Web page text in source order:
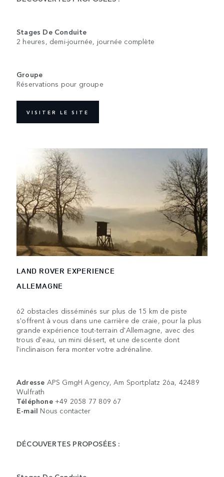
Stages De Conduite
2 heures, demi-journée, journée complète
Groupe
Réservations pour groupe
VISITER LE SITE
LAND ROVER EXPERIENCE
ALLEMAGNE
62 obstacles disséminés sur plus de 15 km de piste
s'offrent à vous dans une carrière de craie, pour la plus
grande expérience tout-terrain d'Allemagne, avec des
trous d'eau, un mini désert, et une descente dont
l'inclinaison fera monter votre adrénaline.
Adresse APS GmgH Agency, Am Sportplatz 26a, 42489
Wulfrath
Téléphone +49 2058 77 809 67
E-mail Nous contacter
DÉCOUVERTES PROPOSÉES :